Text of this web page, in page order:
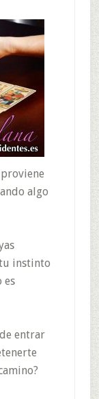
algo
instinto
es
entrar